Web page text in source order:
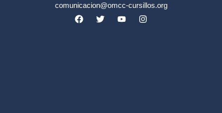
comunicacion@omcc-cursillos.org